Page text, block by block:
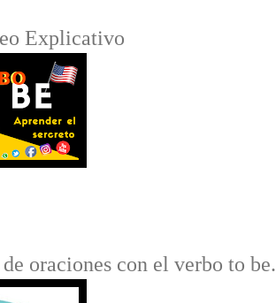
Explicativo
oraciones con el verbo to be.